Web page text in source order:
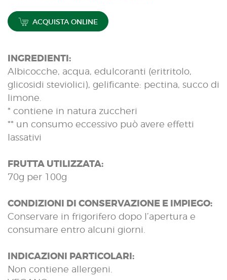
ACQUISTA ONLINE
INGREDIENTI:
Albicocche, acqua, edulcoranti (eritritolo,
glicosidi steviolici), gelificante: pectina, succo di
limone.
* contiene in natura zuccheri
** un consumo eccessivo può avere effetti
lassativi
FRUTTA UTILIZZATA:
70g per 100g
CONDIZIONI DI CONSERVAZIONE E IMPIEGO:
Conservare in frigorifero dopo l’apertura e
consumare entro alcuni giorni.
INDICAZIONI PARTICOLARI:
Non contiene allergeni.